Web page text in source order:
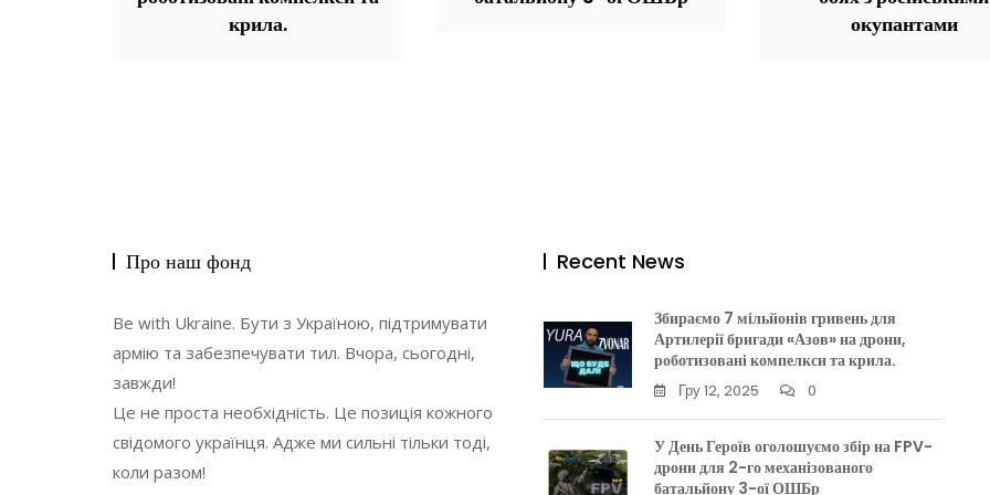
крила.
окупантами
Про наш фонд
Be with Ukraine. Бути з Україною, підтримувати
армію та забезпечувати тил. Вчора, сьогодні,
завжди!
Це не проста необхідність. Це позиція кожного
свідомого українця. Адже ми сильні тільки тоді,
коли разом!
Recent News
Збираємо 7 мільйонів гривень для
Артилерії бригади «Азов» на дрони,
роботизовані компелкси та крила.
Гру 12, 2025 0
У День Героїв оголошуємо збір на FPV-
дрони для 2-го механізованого
батальйону 3-ої ОШБр